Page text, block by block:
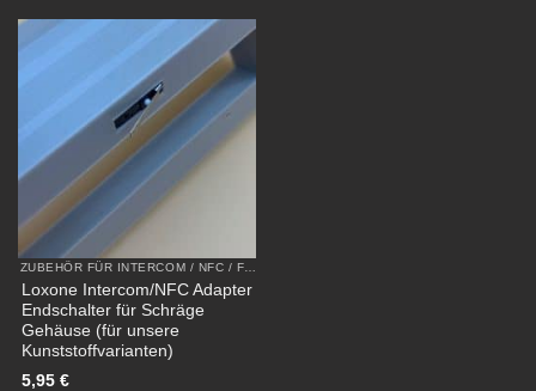
Loxone Intercom/NFC Adapter
Endschalter für Schräge
Gehäuse (für unsere
Kunststoffvarianten)
5,95 €